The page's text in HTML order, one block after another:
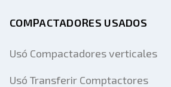
COMPACTADORES USADOS
Usó Compactadores verticales
Usó Transferir Comptactores